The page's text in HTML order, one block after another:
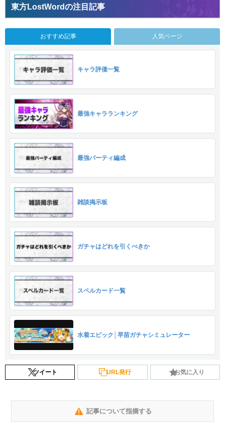
東方LostWordの注目記事
おすすめ記事 人気ページ
キャラ評価一覧
最強キャラランキング
最強パーティ編成
雑談掲示板
ガチャはどれを引くべきか
スペルカード一覧
水着エピック│早苗ガチャシミュレーター
ツイート URL発行 お気に入り
記事について指摘する